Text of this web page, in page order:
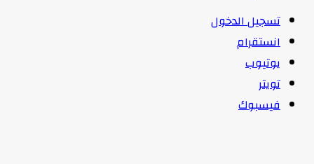
تسجيل الدخول
انستقرام
يوتيوب
تويتر
فيسبوك